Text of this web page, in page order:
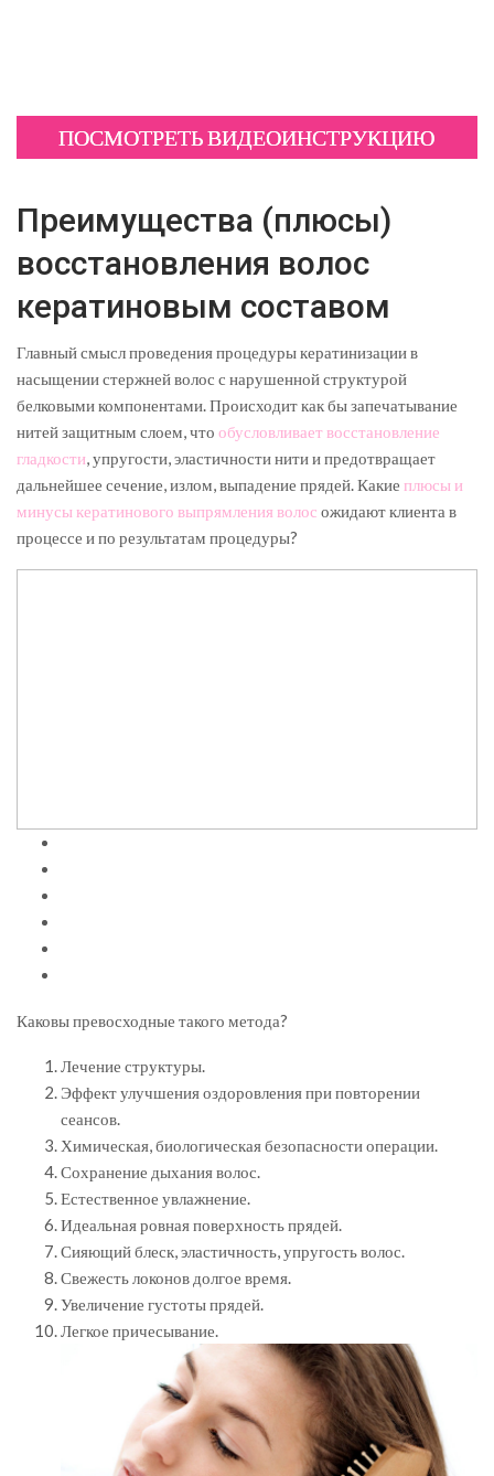
ПОСМОТРЕТЬ ВИДЕОИНСТРУКЦИЮ
Преимущества (плюсы)
восстановления волос
кератиновым составом
Главный смысл проведения процедуры кератинизации в
насыщении стержней волос с нарушенной структурой
белковыми компонентами. Происходит как бы запечатывание
нитей защитным слоем, что обусловливает восстановление
гладкости, упругости, эластичности нити и предотвращает
дальнейшее сечение, излом, выпадение прядей. Какие плюсы и
минусыкератинового выпрямления волос ожидают клиента в
процессе и по результатам процедуры?
Каковы превосходные такого метода?
Лечение структуры.
Эффект улучшения оздоровления при повторении
сеансов.
Химическая, биологическая безопасности операции.
Сохранение дыхания волос.
Естественное увлажнение.
Идеальная ровная поверхность прядей.
Сияющий блеск, эластичность, упругость волос.
Свежесть локонов долгое время.
Увеличение густоты прядей.
Легкое причесывание.